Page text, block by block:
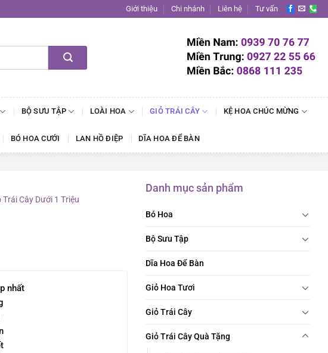
Giới thiệu Chi nhánh Liên hệ Tư vấn
BỘ SƯU TẬP LOÀI HOA GIỎ TRÁI CÂY KỆ HOA CHÚC MỪNG
BÓ HOA CƯỚI LAN HỒ ĐIỆP DĨA HOA ĐỂ BÀN
Danh mục sản phẩm
Bó Hoa
Bộ Sưu Tập
Dĩa Hoa Để Bàn
Giỏ Hoa Tươi
Giỏ Trái Cây
Giỏ Trái Cây Quà Tặng
Trái Cây Dưới 1 Triệu
nhất